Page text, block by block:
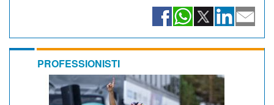
PROFESSIONISTI